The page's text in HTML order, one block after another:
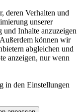
deren Verhalten und
unserer
und Inhalte anzuzeigen
können wir
abgleichen und
anzeigen, nur wenn
in den Einstellungen